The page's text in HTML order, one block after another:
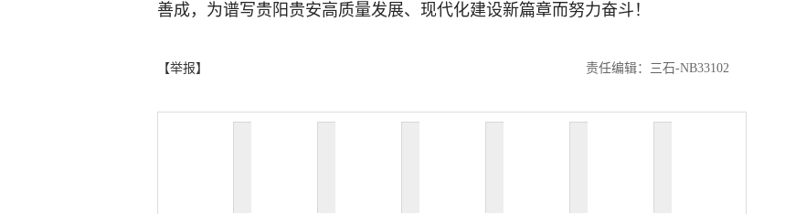
善成，为谱写贵阳贵安高质量发展、现代化建设新篇章而努力奋斗！
【举报】 责任编辑：三石-NB33102